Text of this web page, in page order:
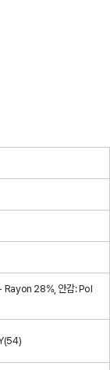
28%, 안감: Pol